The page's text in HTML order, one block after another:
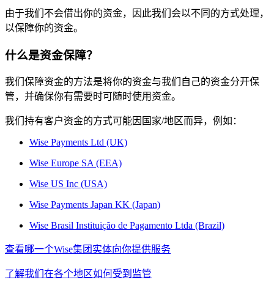
由于我们不会借出你的资金，因此我们会以不同的方式处理，
以保障你的资金。
什么是资金保障？
我们保障资金的方法是将你的资金与我们自己的资金分开保
管，并确保你有需要时可随时使用资金。
我们持有客户资金的方式可能因国家/地区而异，例如：
Wise Payments Ltd (UK)
Wise Europe SA (EEA)
Wise US Inc (USA)
Wise Payments Japan KK (Japan)
Wise Brasil Instituição de Pagamento Ltda (Brazil)
查看哪一个Wise集团实体向你提供服务
了解我们在各个地区如何受到监管